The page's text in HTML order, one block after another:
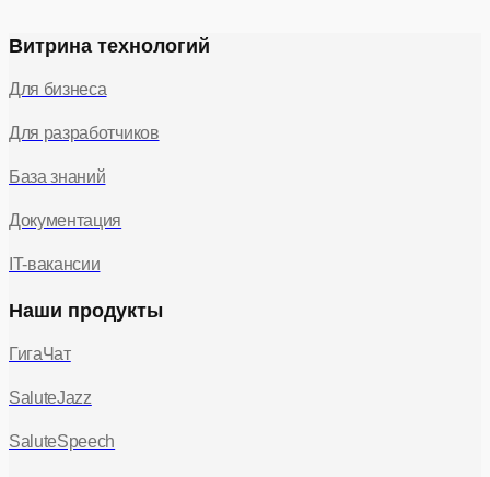
Витрина технологий
Для бизнеса
Для разработчиков
База знаний
Документация
IT-вакансии
Наши продукты
ГигаЧат
SaluteJazz
SaluteSpeech